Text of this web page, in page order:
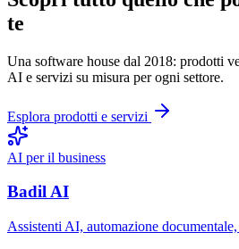
te
Una software house dal 2018: prodotti
AI e servizi su misura per ogni settore.
Esplora prodotti e servizi
AI per il business
Badil AI
Assistenti AI, automazione